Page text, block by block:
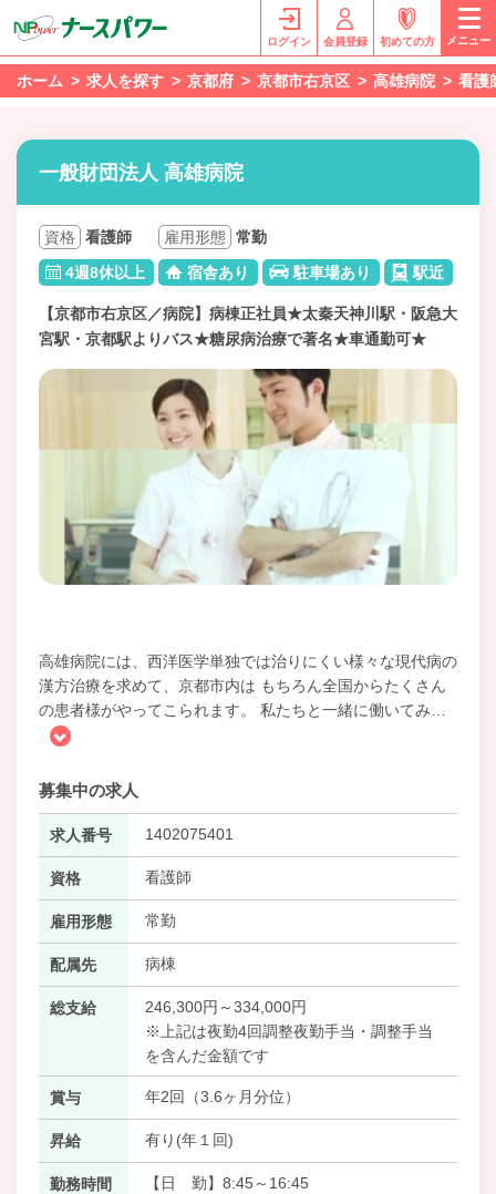
ログイン 会員登録 初めての方 メニュー
ホーム 求人を探す 京都府 京都市右京区 高雄病院 看護
一般財団法人 高雄病院
資格 看護師 雇用形態 常勤
4週8休以上
宿舎あり 駐車場あり 駅近
【京都市右京区／病院】病棟正社員★太秦天神川駅・阪急大
宮駅・京都駅よりバス★糖尿病治療で著名★車通勤可★
高雄病院には、西洋医学単独では治りにくい様々な現代病の
漢方治療を求めて、京都市内は もちろん全国からたくさん
の患者様がやってこられます。 私たちと一緒に働いてみ
募集中の求人
求人番号 1402075401
資格 看護師
雇用形態 常勤
配属先 病棟
総支給
246,300円～334,000円
※上記は夜勤4回調整夜勤手当・調整手当
を含んだ金額です
賞与 年2回（3.6ヶ月分位）
昇給 有り(年１回)
勤務時間
【日 勤】8:45～16:45